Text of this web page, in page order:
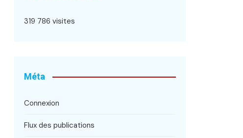
319 786 visites
Méta
Connexion
Flux des publications